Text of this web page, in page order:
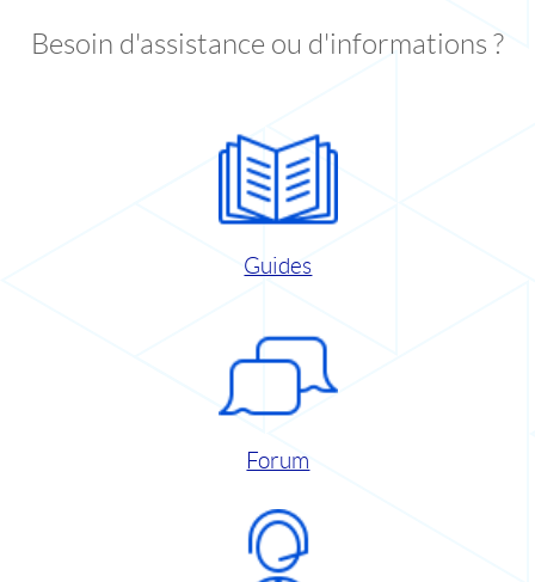
Besoin d'assistance ou d'informations ?
Guides
Forum